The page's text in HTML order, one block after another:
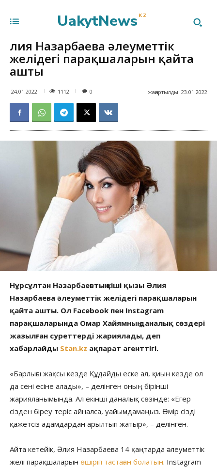
UakytNews KZ
Әлия Назарбаева әлеуметтік
желідегі парақшаларын қайта
ашты
24.01.2022 1112 жаңартылды: 23.01.2022
0
Нұрсұлтан Назарбаевтың кіші қызы Әлия
Назарбаева әлеуметтік желідегі парақшаларын
қайта ашты. Ол Facebook пен Instagram
парақшаларында Омар Хайямның даналық сөздері
жазылған суреттерді жариялады, деп
хабарлайды Stan.kz ақпарат агенттігі.
«Барлығы жақсы кезде Құдайды еске ал, қиын кезде ол
да сені есіне алады», – делінген оның бірінші
жарияланымында. Ал екінші даналық сөзінде: «Егер
сізден біреу теріс айналса, уайымдамаңыз. Өмір сізді
қажетсіз адамдардан арылтып жатыр», – делінген.
Айта кетейік, Әлия Назарбаева 14 қаңтарда әлеуметтік
желі парақшаларын өшіріп тастаған болатын. Instagram